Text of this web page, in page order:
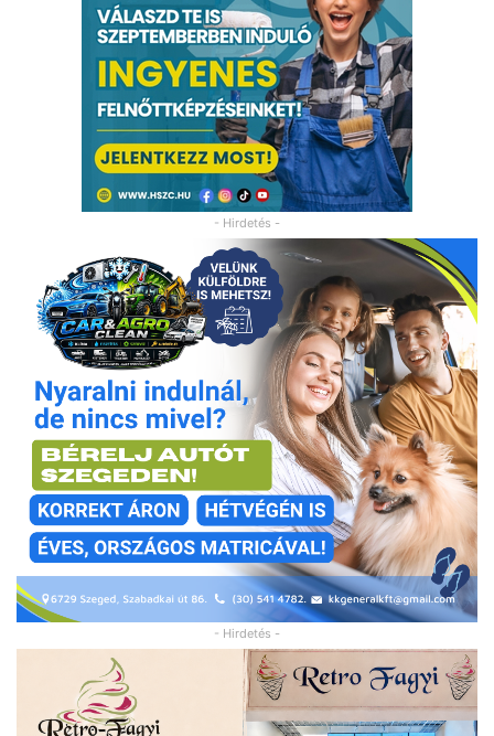
- Hirdetés -
- Hirdetés -